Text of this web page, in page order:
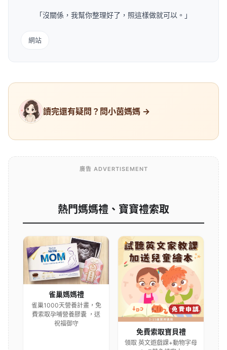
「沒關係，我幫你整理好了，照這樣做就可以。」
網站
讀完還有疑問？問小茵媽媽 →
廣告 ADVERTISEMENT
熱門媽媽禮、寶寶禮索取
雀巢媽媽禮
雀巢1000天營養計畫，免
費索取孕哺營養膠囊 ，送
祝福御守
免費索取寶貝禮
領取 英文遊戲課+動物字母